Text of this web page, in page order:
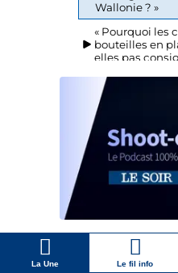
La Une Le fil info